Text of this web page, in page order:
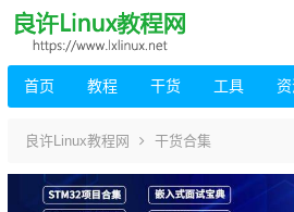
首页 教程 干货 工具
良许Linux教程网 干货合集